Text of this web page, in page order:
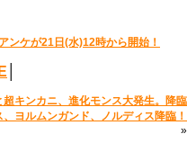
ンケが21日(水)12時から開始！
キンカニ、進化モンス大発生。降臨
ヨルムンガンド、ノルディス降臨！
»